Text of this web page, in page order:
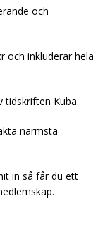
och
och inkluderar hela
tidskriften Kuba.
närmsta
in så får du ett